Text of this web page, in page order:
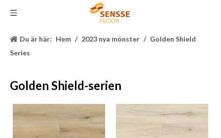
Du är här: Hem / 2023 nya mönster / Golden Shield
Series
Golden Shield-serien